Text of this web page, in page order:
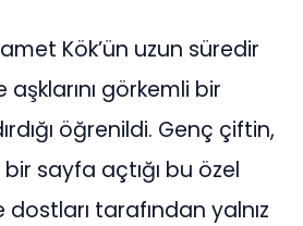
Kök’ün uzun süredir
görkemli bir
öğrenildi. Genç çiftin,
sayfa açtığı bu özel
tarafından yalnız